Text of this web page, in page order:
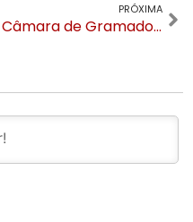
PRÓXIMA
Câmara de Gramado encerra última semana de trabalhos do ano com 16 matérias aprovadas